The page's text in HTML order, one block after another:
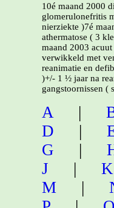
10é maand 2000
glomerulonefritis
nierziekte )7é
athermatose ( 3
maand 2003
verwikkeld met
reanimatie en
)+/- 1 ½ jaar na
gangstoornissen (
A |
D
|
G
|
J
| K
M
|